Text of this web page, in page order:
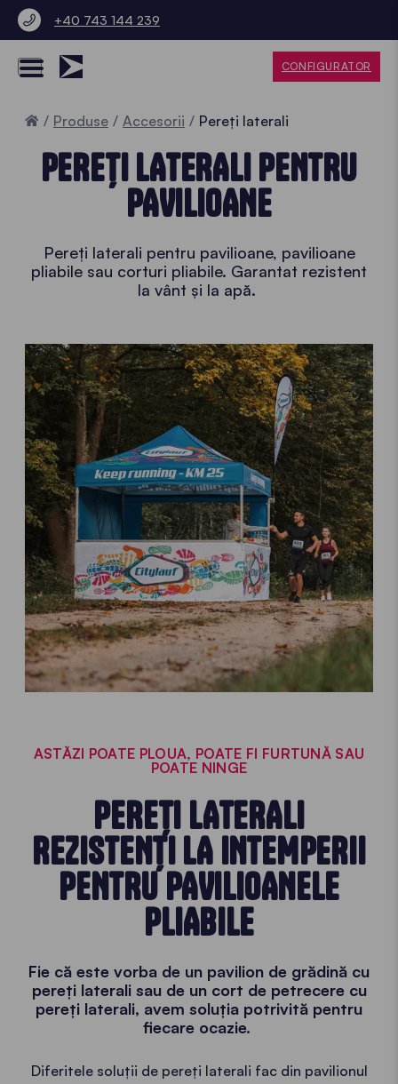
+40 743 144 239
CONFIGURATOR
Home
Produse Accesorii Pereți laterali
PEREȚI LATERALI PENTRU
PAVILIOANE
Pereți laterali pentru pavilioane, pavilioane
pliabile sau corturi pliabile. Garantat rezistent
la vânt și la apă.
ASTĂZI POATE PLOUA, POATE FI FURTUNĂ SAU
POATE NINGE
PEREȚI LATERALI
REZISTENȚI LA INTEMPERII
PENTRU PAVILIOANELE
PLIABILE
Fie că este vorba de un pavilion de grădină cu
pereți laterali sau de un cort de petrecere cu
pereți laterali, avem soluția potrivită pentru
fiecare ocazie.
Diferitele soluții de pereți laterali fac din pavilionul